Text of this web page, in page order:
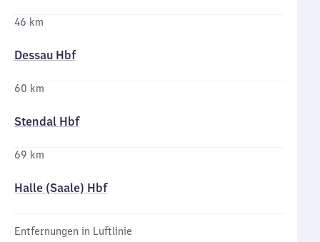
46 km
Dessau Hbf
60 km
Stendal Hbf
69 km
Halle (Saale) Hbf
Entfernungen in Luftlinie